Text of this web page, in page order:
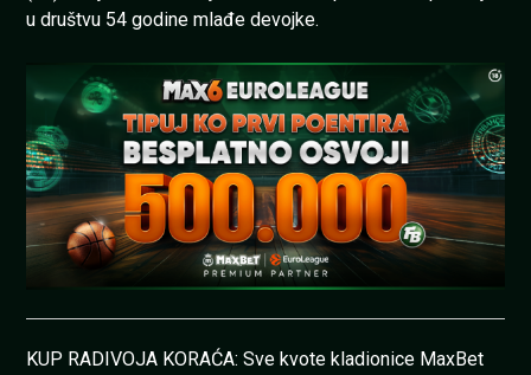
u društvu 54 godine mlađe devojke.
KUP RADIVOJA KORAĆA: Sve kvote kladionice MaxBet